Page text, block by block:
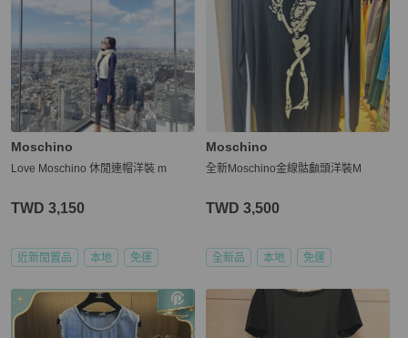
Moschino
Love Moschino 休閒連帽洋裝 m
TWD 3,150
近新閒置品 本地 免運
Moschino
全新Moschino金線骷顱頭洋裝M
TWD 3,500
全新品 本地 免運